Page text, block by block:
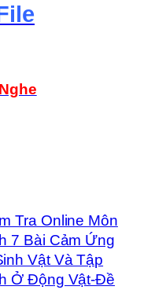
Tra Online Môn
7 Bài Cảm Ứng
Vật Và Tập
Ở Động Vật-Đề